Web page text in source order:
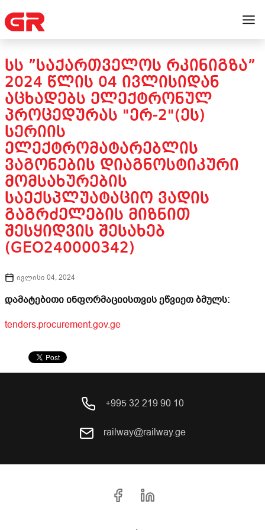
ᲡᲡ ”ᲡᲐᲥᲐᲠᲗᲕᲔᲚᲝᲡ ᲠᲙᲘᲜᲘᲒᲖᲐ”
2024 ᲬᲚᲘᲡ 04 ᲘᲕᲚᲘᲡᲘᲓᲐᲜ
ᲐᲪᲮᲐᲓᲔᲑᲡ ᲔᲚᲔᲥᲢᲠᲝᲜᲣᲚ
ᲞᲠᲝᲪᲔᲓᲣᲠᲐᲡ "ᲔᲠ-2"(ᲔᲡ)
ᲡᲔᲠᲘᲘᲡ
ᲔᲚᲔᲥᲢᲠᲝᲛᲐᲢᲐᲠᲔᲑᲚᲘᲡ
ᲕᲐᲒᲝᲜᲔᲑᲘᲡ ᲓᲘᲐᲒᲜᲝᲡᲢᲘᲙᲣᲠᲘ
ᲛᲝᲛᲡᲐᲮᲣᲠᲔᲑᲘᲡ
ᲡᲐᲔᲥᲡᲞᲚᲣᲐᲢᲐᲪᲘᲝ ᲕᲐᲓᲘᲡ
ᲒᲐᲒᲠᲫᲔᲚᲔᲑᲘᲡ ᲛᲘᲖᲜᲘᲗ
ᲨᲔᲡᲧᲘᲓᲕᲘᲡ ᲨᲔᲡᲐᲮᲔᲑ
(GEO240000342)
ივლისი 04, 2024
დამატებითი ინფორმაციისთვის ეწვიეთ ბმულს:
tenders.procurement.gov.ge
+995 32 219 90 10
railway@railway.ge